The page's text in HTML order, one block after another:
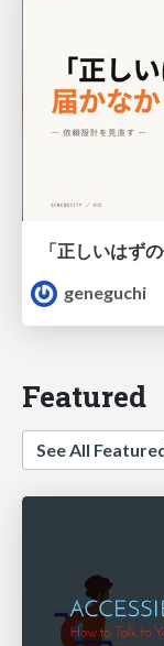
「正しいはず
geneguchi
Featured
See All